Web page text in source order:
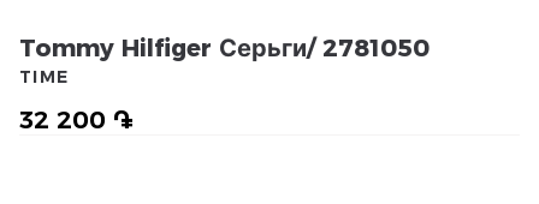
Tommy Hilfiger Серьги/ 2781050
32 200 ֏
TIME